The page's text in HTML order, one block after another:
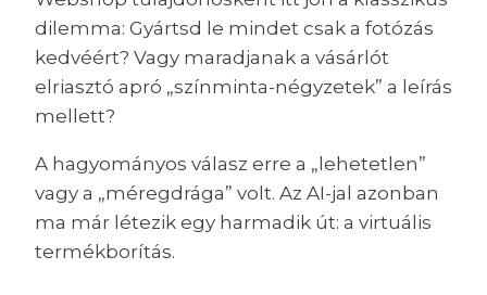
dilemma: Gyártsd le mindet csak a fotózás
kedvéért? Vagy maradjanak a vásárlót
elriasztó apró „színminta-négyzetek” a leírás
mellett?
A hagyományos válasz erre a „lehetetlen”
vagy a „méregdrága” volt. Az AI-jal azonban
ma már létezik egy harmadik út: a virtuális
termékborítás.